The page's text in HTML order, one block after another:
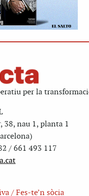
per la
38, nau 1, planta 1
/ 661 493 117
/ Fes-te’n sòcia